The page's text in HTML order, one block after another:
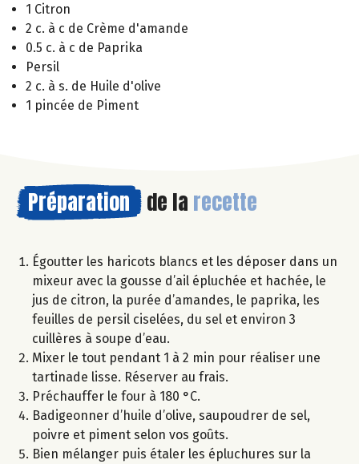
1 Citron
2 c. à c de Crème d'amande
0.5 c. à c de Paprika
Persil
2 c. à s. de Huile d'olive
1 pincée de Piment
Préparation de la recette
Égoutter les haricots blancs et les déposer dans un
mixeur avec la gousse d’ail épluchée et hachée, le
jus de citron, la purée d’amandes, le paprika, les
feuilles de persil ciselées, du sel et environ 3
cuillères à soupe d’eau.
Mixer le tout pendant 1 à 2 min pour réaliser une
tartinade lisse. Réserver au frais.
Préchauffer le four à 180 °C.
Badigeonner d’huile d’olive, saupoudrer de sel,
poivre et piment selon vos goûts.
Bien mélanger puis étaler les épluchures sur la